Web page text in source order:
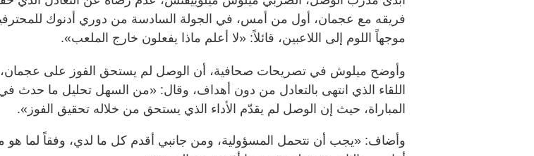
فريقه مع عجمان، أول من أمس، في الجولة السادسة من دوري أدنوك
موجهاً اللوم إلى اللاعبين، قائلاً: «لا أعلم ماذا يفعلون خارج الملعب».
وأوضح ميلوش في تصريحات صحافية، أن الوصل لم يستحق الفوز على
اللقاء الذي انتهى بالتعادل من دون أهداف، وقال: «من السهل تحليل ما حدث
المباراة، حيث إن الوصل لم يقدّم الأداء الذي يستحق من خلاله تحقيق الفوز».
وأضاف: «يجب أن نتحمل المسؤولية، ومن جانبي أقدم كل ما لدي، وفقاً لما هو